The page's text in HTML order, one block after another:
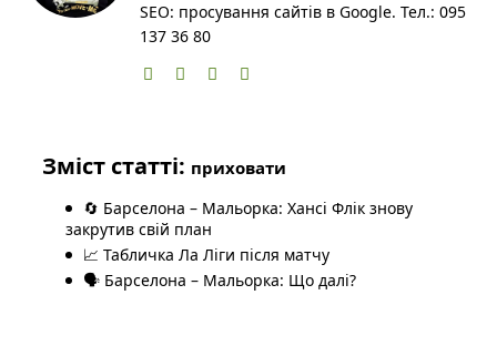
SEO: просування сайтів в Google. Тел.: 095
137 36 80
Зміст статті: приховати
🔄 Барселона – Мальорка: Хансі Флік знову
закрутив свій план
📈 Табличка Ла Ліги після матчу
🗣️ Барселона – Мальорка: Що далі?